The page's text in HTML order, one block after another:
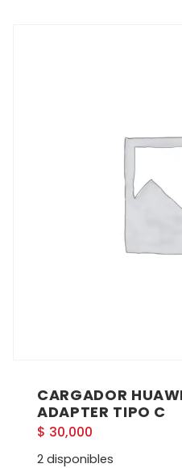
CARGADOR
ADAPTER TIPO C
$ 30,000
2 disponibles